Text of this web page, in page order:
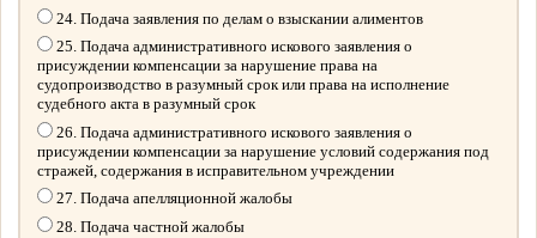
24. Подача заявления по делам о взыскании алиментов
25. Подача административного искового заявления о
присуждении компенсации за нарушение права на
судопроизводство в разумный срок или права на исполнение
судебного акта в разумный срок
26. Подача административного искового заявления о
присуждении компенсации за нарушение условий содержания под
стражей, содержания в исправительном учреждении
27. Подача апелляционной жалобы
28. Подача частной жалобы